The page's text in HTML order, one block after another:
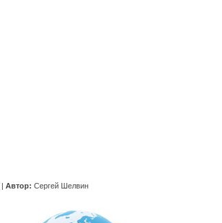
| Автор: Сергей Шелвин